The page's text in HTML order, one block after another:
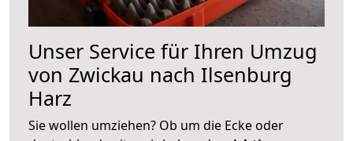
Unser Service für Ihren Umzug
von Zwickau nach Ilsenburg
Harz
Sie wollen umziehen? Ob um die Ecke oder